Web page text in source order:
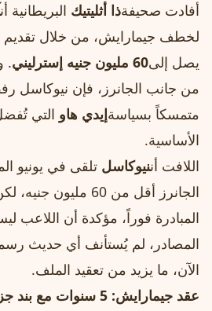
أفادت صحيفةذا أثليتيك البريطانية أن
لخطف جيمارايش، من خلال
يصل إلى60 مليون جنيه إسترليني
.
من جانب الجانرز، فإن
متمسكاً بسياسةإيدي هاو التي
الأساسية.
اللافت أننيوكاسل تلقى في يونيو
الجانرز أقل من 60
المبادرة فوراً، مؤكدة أن اللاعب
المصادر، لم يُستأنف أي حديث
الآن، ما يزيد من تعقيد الملف.
عقد جيمارايش: 5 سنوات مع بند جزائي أُلغى فعلياً